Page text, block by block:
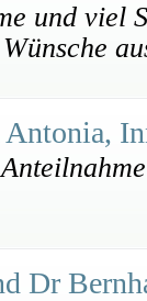
und viel
Antonia,
Dr